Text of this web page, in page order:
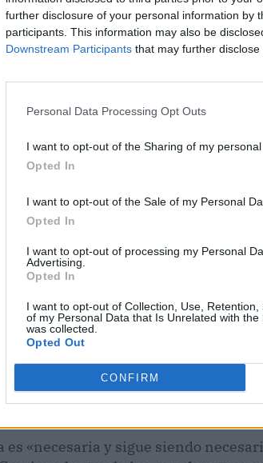
further disclosure of your personal information by
participants. This information may also be
Downstream Participants that may further
Personal Data Processing Opt Outs
I want to opt-out of the Sharing of my personal
Opted In
I want to opt-out of the Sale of my Personal
Opted In
I want to opt-out of processing my Personal
Advertising.
Opted In
I want to opt-out of Collection, Use,
of my Personal Data that Is Unrelated with
was collected.
Opted Out
CONFIRM
«necesaria y sigue siendo